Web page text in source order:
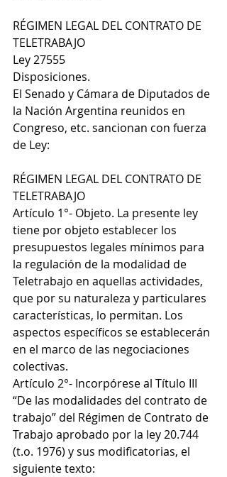
RÉGIMEN LEGAL DEL CONTRATO DE
TELETRABAJO
Ley 27555
Disposiciones.
El Senado y Cámara de Diputados de
la Nación Argentina reunidos en
Congreso, etc. sancionan con fuerza
de Ley:
RÉGIMEN LEGAL DEL CONTRATO DE
TELETRABAJO
Artículo 1°- Objeto. La presente ley
tiene por objeto establecer los
presupuestos legales mínimos para
la regulación de la modalidad de
Teletrabajo en aquellas actividades,
que por su naturaleza y particulares
características, lo permitan. Los
aspectos específicos se establecerán
en el marco de las negociaciones
colectivas.
Artículo 2°- Incorpórese al Título III
“De las modalidades del contrato de
trabajo” del Régimen de Contrato de
Trabajo aprobado por la ley 20.744
(t.o. 1976) y sus modificatorias, el
siguiente texto: